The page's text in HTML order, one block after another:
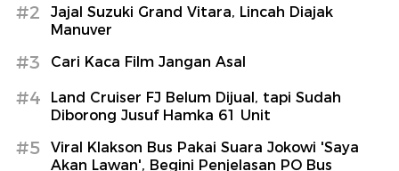
#2
Jajal Suzuki Grand Vitara, Lincah Diajak
Manuver
#3 Cari Kaca Film Jangan Asal
#4
Land Cruiser FJ Belum Dijual, tapi Sudah
Diborong Jusuf Hamka 61 Unit
#5
Viral Klakson Bus Pakai Suara Jokowi 'Saya
Akan Lawan', Begini Penjelasan PO Bus